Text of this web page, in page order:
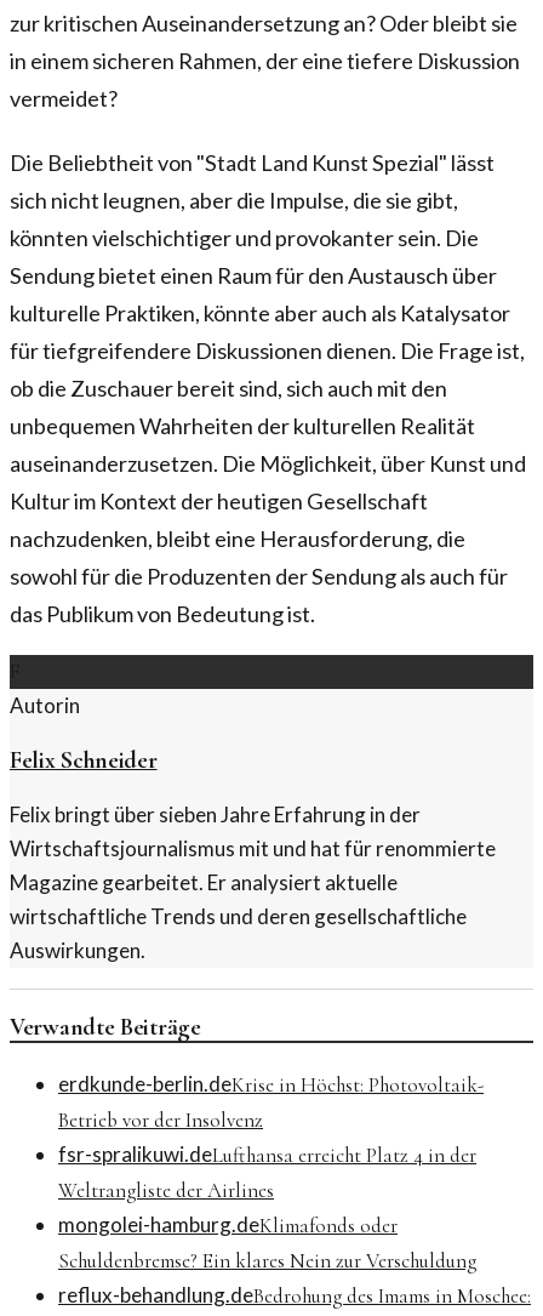
zur kritischen Auseinandersetzung an? Oder bleibt sie
in einem sicheren Rahmen, der eine tiefere Diskussion
vermeidet?
Die Beliebtheit von "Stadt Land Kunst Spezial" lässt
sich nicht leugnen, aber die Impulse, die sie gibt,
könnten vielschichtiger und provokanter sein. Die
Sendung bietet einen Raum für den Austausch über
kulturelle Praktiken, könnte aber auch als Katalysator
für tiefgreifendere Diskussionen dienen. Die Frage ist,
ob die Zuschauer bereit sind, sich auch mit den
unbequemen Wahrheiten der kulturellen Realität
auseinanderzusetzen. Die Möglichkeit, über Kunst und
Kultur im Kontext der heutigen Gesellschaft
nachzudenken, bleibt eine Herausforderung, die
sowohl für die Produzenten der Sendung als auch für
das Publikum von Bedeutung ist.
Autorin
Felix Schneider
Felix bringt über sieben Jahre Erfahrung in der
Wirtschaftsjournalismus mit und hat für renommierte
Magazine gearbeitet. Er analysiert aktuelle
wirtschaftliche Trends und deren gesellschaftliche
Auswirkungen.
Verwandte Beiträge
erdkunde-berlin.deKrise in Höchst: Photovoltaik-
Betrieb vor der Insolvenz
fsr-spralikuwi.deLufthansa erreicht Platz 4 in der
Weltrangliste der Airlines
mongolei-hamburg.deKlimafonds oder
Schuldenbremse? Ein klares Nein zur Verschuldung
reflux-behandlung.deBedrohung des Imams in Moschee: